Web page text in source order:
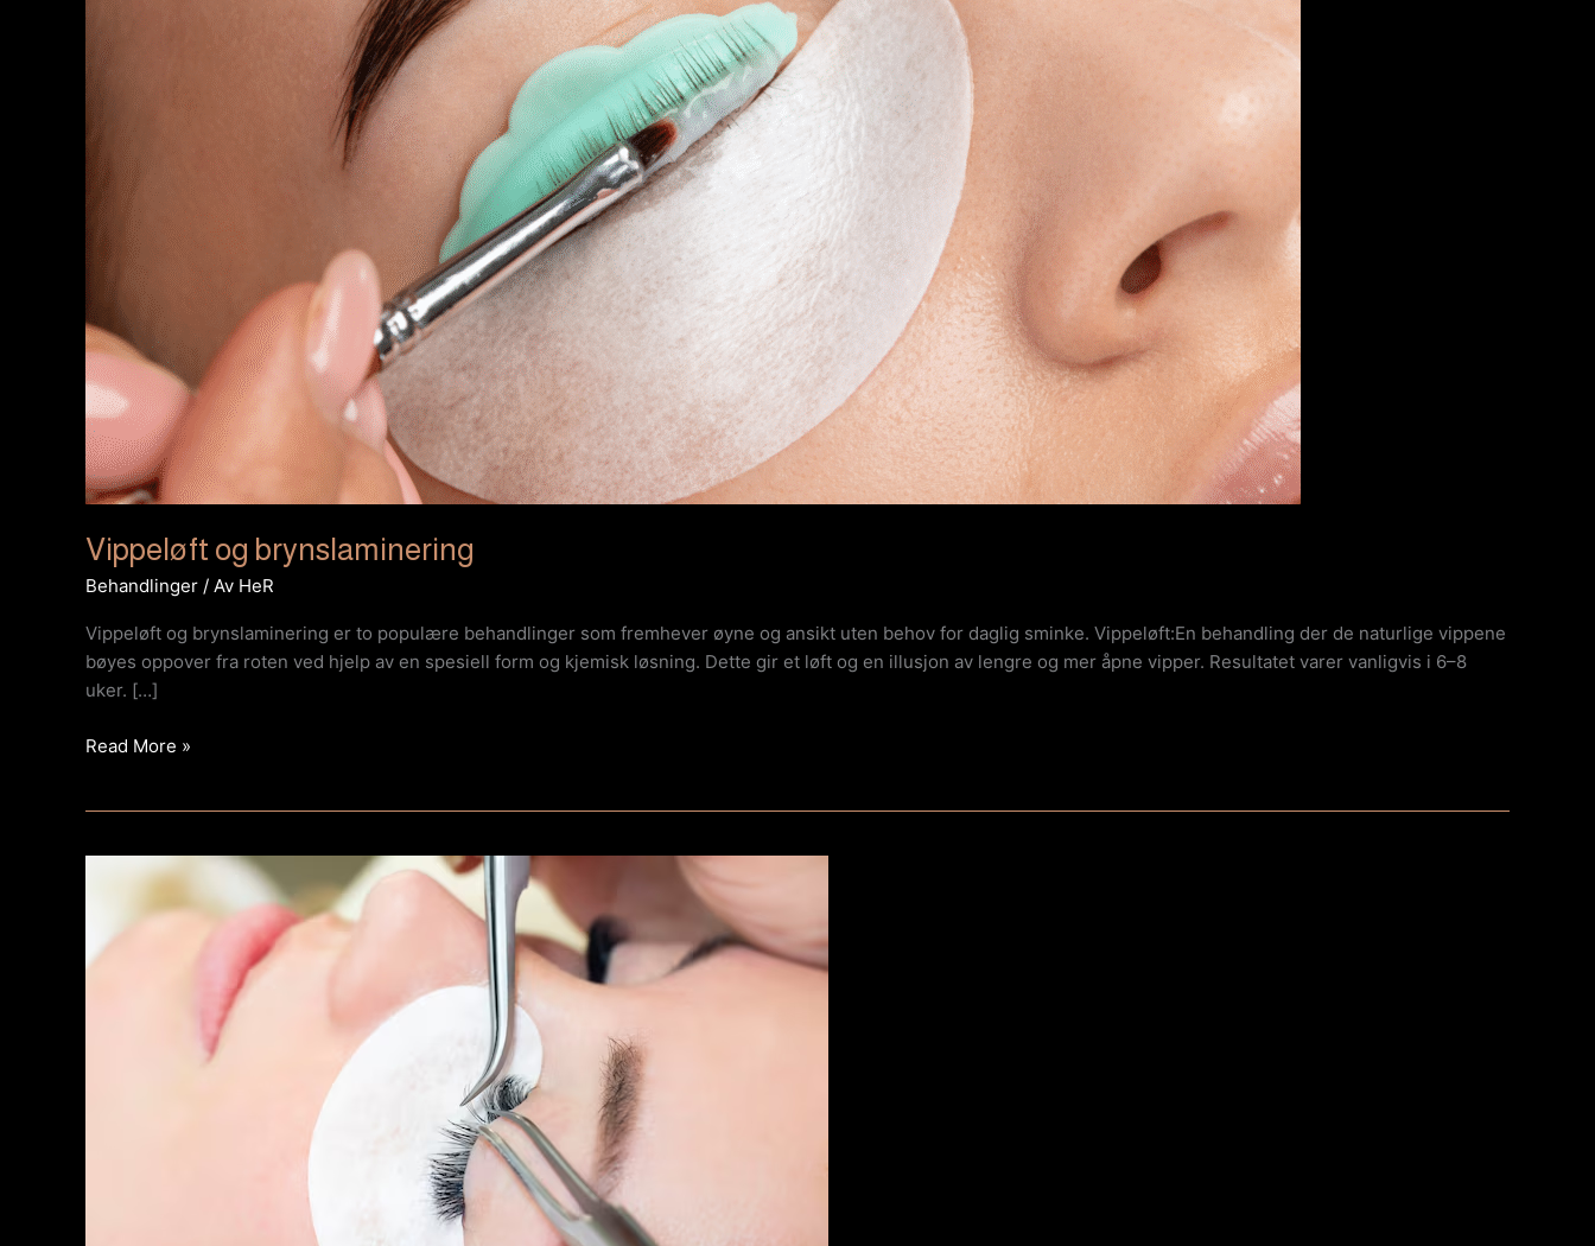
Vippeløft og brynslaminering
Behandlinger / Av HeR
Vippeløft og brynslaminering er to populære behandlinger som fremhever øyne og ansikt uten behov for daglig sminke. Vippeløft:En behandling der de naturlige vippene
bøyes oppover fra roten ved hjelp av en spesiell form og kjemisk løsning. Dette gir et løft og en illusjon av lengre og mer åpne vipper. Resultatet varer vanligvis i 6–8
uker. […]
Read More »